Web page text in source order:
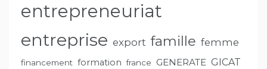
entrepreneuriat
entreprise export famille femme
financement formation france GENERATE GICAT